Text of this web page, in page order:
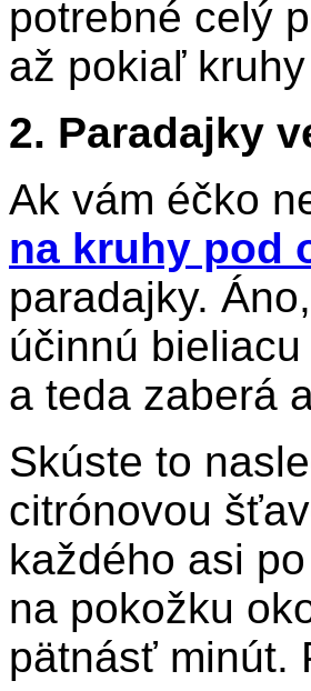
potrebné celý
až pokiaľ
2. Paradajky
Ak vám éčko
na kruhy pod
paradajky.
účinnú
a teda zaberá
Skúste to
citrónovou
každého asi
na pokožku
pätnásť minút.